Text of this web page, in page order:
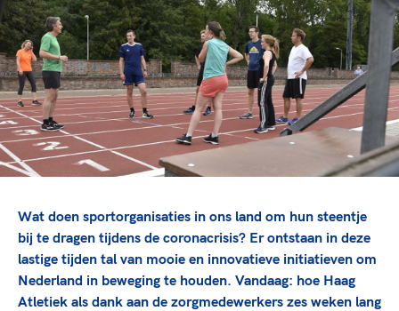
Sportonderzoek
Sportakkoord II
Game Changer
TeamNL kids
Olympische geschiedenis
Nieuwspagina
Columns
Veilige en integere sport
Diversiteit en inclusie
Gezonde sportomgeving
Duurzaamheid
Bekwaam sportkader
Vitale clubs en bestuurlijk kader
Clubacties
Handboek Wet- en Regelgeving
Opleidingen en trainingen
TeamNL Academie Kalender
Kennisaanbod TeamNL Experts
TeamNL Sport Science Centre
Olympische Spelen LA28
Europese Spelen Istanbul 2027
Topsportbeleid
Topsportfinanciering
Wat doen sportorganisaties in ons land om hun steentje
bij te dragen tijdens de coronacrisis? Er ontstaan in deze
lastige tijden tal van mooie en innovatieve initiatieven om
Nederland in beweging te houden. Vandaag: hoe Haag
Atletiek als dank aan de zorgmedewerkers zes weken lang